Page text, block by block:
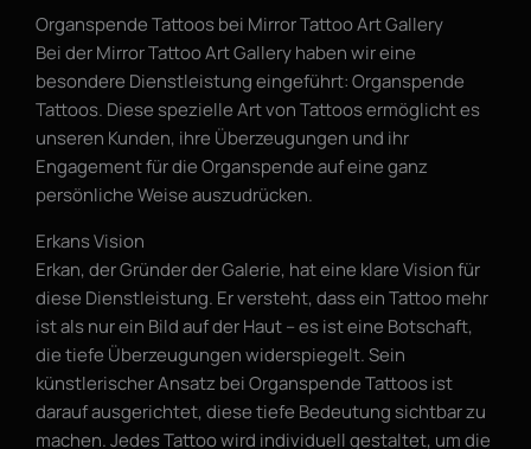
Organspende Tattoos bei Mirror Tattoo Art Gallery
Bei der Mirror Tattoo Art Gallery haben wir eine
besondere Dienstleistung eingeführt: Organspende
Tattoos. Diese spezielle Art von Tattoos ermöglicht es
unseren Kunden, ihre Überzeugungen und ihr
Engagement für die Organspende auf eine ganz
persönliche Weise auszudrücken.
Erkans Vision
Erkan, der Gründer der Galerie, hat eine klare Vision für
diese Dienstleistung. Er versteht, dass ein Tattoo mehr
ist als nur ein Bild auf der Haut – es ist eine Botschaft,
die tiefe Überzeugungen widerspiegelt. Sein
künstlerischer Ansatz bei Organspende Tattoos ist
darauf ausgerichtet, diese tiefe Bedeutung sichtbar zu
machen. Jedes Tattoo wird individuell gestaltet, um die